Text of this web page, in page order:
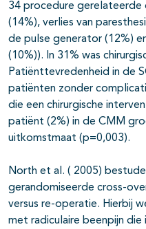
34 procedure gerelateerde
(14%), verlies van
de pulse generator (12%)
(10%)). In 31% was
Patiënttevredenheid in de
patiënten zonder
die een chirurgische
patiënt (2%) in de CMM
uitkomstmaat (p=0,003).
North et al. ( 2005)
gerandomiseerde cross-
versus re-operatie. Hierbij
met radiculaire beenpijn die